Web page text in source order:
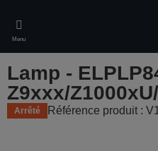
main
content
Menu
Lamp -
Z9xxx/
Arrêté Référence produit :